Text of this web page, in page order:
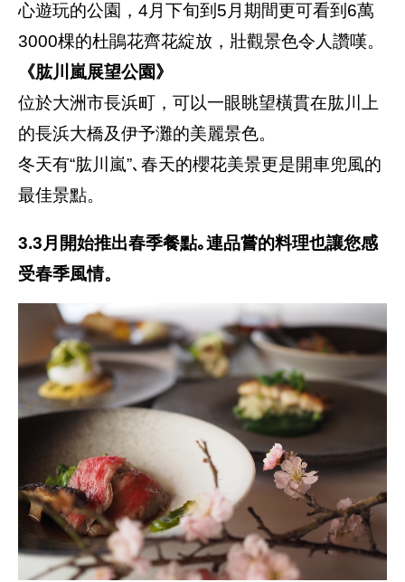
心遊玩的公園，4月下旬到5月期間更可看到6萬
3000棵的杜鵑花齊花綻放，壯觀景色令人讚嘆。
《肱川嵐展望公園》
位於大洲市長浜町，可以一眼眺望橫貫在肱川上
的長浜大橋及伊予灘的美麗景色。
冬天有“肱川嵐”､春天的櫻花美景更是開車兜風的
最佳景點。
3.3月開始推出春季餐點｡連品嘗的料理也讓您感
受春季風情。